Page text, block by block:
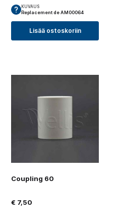
KUVAUS
Replacement de AM00064
Lisää ostoskoriin
Coupling 60
€ 7,50